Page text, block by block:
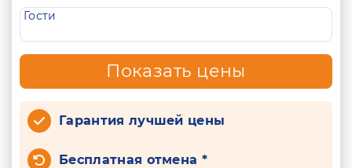
Гости
Показать цены
Гарантия лучшей цены
Бесплатная отмена *